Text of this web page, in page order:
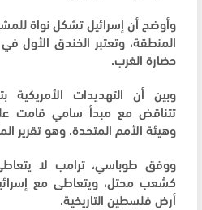
وأوضح أن إسرائيل تشكل نواة
المنطقة، وتعتبر الخندق الأول
حضارة الغرب.
وبين أن التهديدات الأمريكية
تتناقض مع مبدأ سامي قامت
وهيئة الأمم المتحدة، وهو تقرير
ووفق طوباسي، ترامب لا
كشعب محتل، ويتعاطى مع
أرض فلسطين التاريخية.